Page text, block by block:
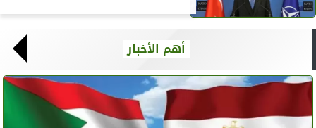
أهم الأخبار